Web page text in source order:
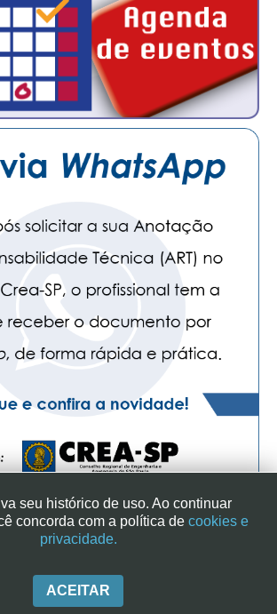
ENGENHEIROS NO ESTADO DE SÃO PAULO
55 (11) 3113-2600
seu histórico de uso. Ao continuar
concorda com a política de cookies e
privacidade.
ACEITAR